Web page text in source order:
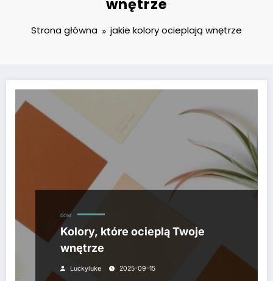
wnętrze
Strona główna jakie kolory ocieplają wnętrze
DOM
Kolory, które ocieplą Twoje
wnętrze
Luckyluke 2025-09-15